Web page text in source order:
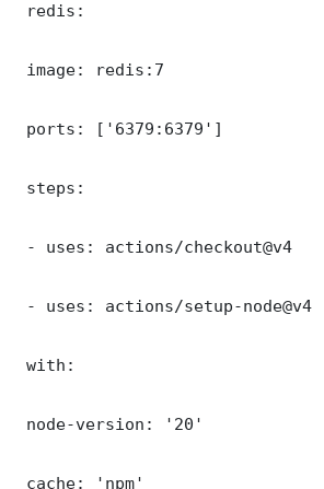
redis:
image: redis:7
ports: ['6379:6379']
steps:
- uses: actions/checkout@v4
- uses: actions/setup-node@v4
with:
node-version: '20'
cache: 'npm'